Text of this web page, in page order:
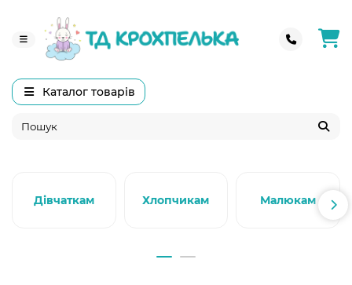
Каталог товарів
Дівчаткам Хлопчикам Малюкам